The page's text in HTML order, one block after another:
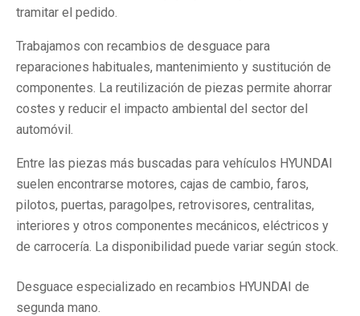
tramitar el pedido.
Trabajamos con recambios de desguace para
reparaciones habituales, mantenimiento y sustitución de
componentes. La reutilización de piezas permite ahorrar
costes y reducir el impacto ambiental del sector del
automóvil.
Entre las piezas más buscadas para vehículos HYUNDAI
suelen encontrarse motores, cajas de cambio, faros,
pilotos, puertas, paragolpes, retrovisores, centralitas,
interiores y otros componentes mecánicos, eléctricos y
de carrocería. La disponibilidad puede variar según stock.
Desguace especializado en recambios HYUNDAI de
segunda mano.